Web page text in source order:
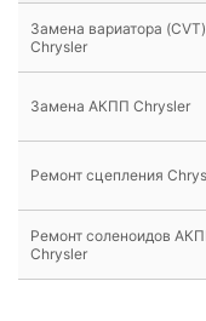
Замена вариатора (CVT)
Chrysler
Замена АКПП Chrysler
Ремонт сцепления
Ремонт соленоидов
Chrysler